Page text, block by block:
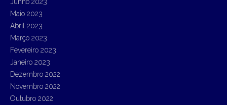
Maio 2023
Abril 2023
Março 2023
Fevereiro 2023
Janeiro 2023
Dezembro 2022
Novembro 2022
Outubro 2022